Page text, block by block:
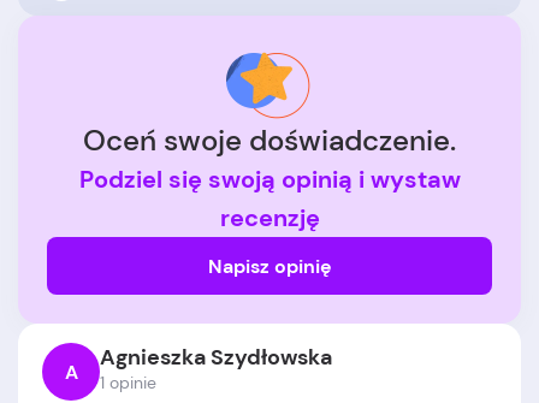
Oceń swoje doświadczenie.
Podziel się swoją opinią i wystaw
recenzję
Napisz opinię
A Agnieszka Szydłowska
1 opinie